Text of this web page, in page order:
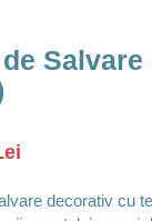
decorativ cu